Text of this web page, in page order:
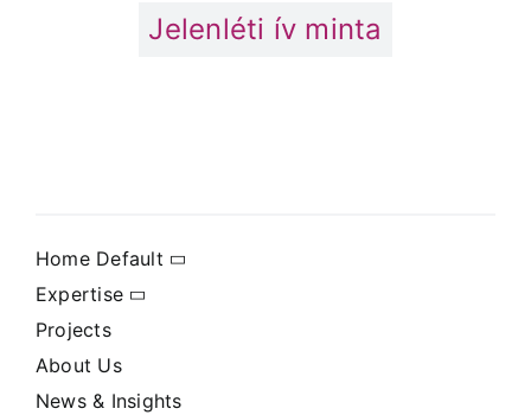
Jelenléti ív minta
Home Default
Expertise
Projects
About Us
News & Insights